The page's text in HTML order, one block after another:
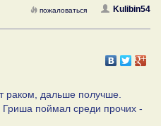
Kulibin54
пожаловаться
раком, дальше получше.
поймал среди прочих -